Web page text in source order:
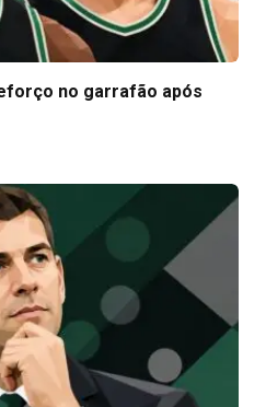
no garrafão após